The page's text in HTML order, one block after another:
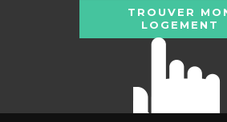
TROUVER
LOGEMENT